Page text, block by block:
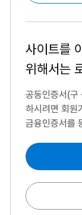
사이트를
위해서는
공동인증서(구
하시려면 회원
금융인증서를